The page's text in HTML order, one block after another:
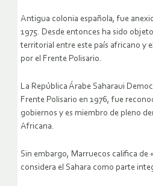
Antigua colonia española, fue
1975. Desde entonces ha sido
territorial entre este país africano y
por el Frente Polisario.
La República Árabe Saharaui
Frente Polisario en 1976, fue
gobiernos y es miembro de pleno
Africana.
Sin embargo, Marruecos califica de
considera el Sahara como parte